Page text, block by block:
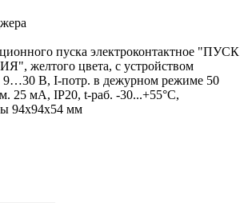
пуска электроконтактное "ПУСК
цвета, с устройством
9…30 В, I-потр. в дежурном режиме 50
25 мА, IP20, t-раб. -30...+55°С,
94х94х54 мм